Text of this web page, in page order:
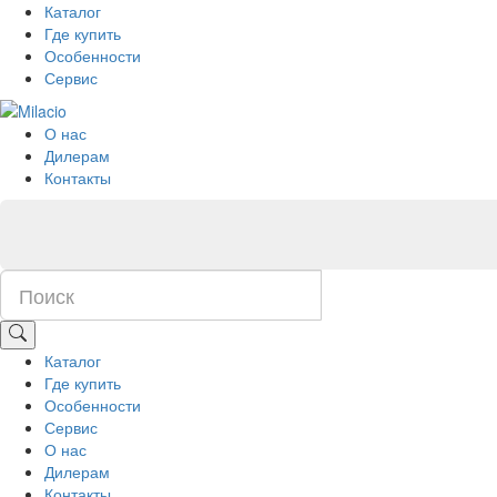
Каталог
Где купить
Особенности
Сервис
О нас
Дилерам
Контакты
Каталог
Где купить
Особенности
Сервис
О нас
Дилерам